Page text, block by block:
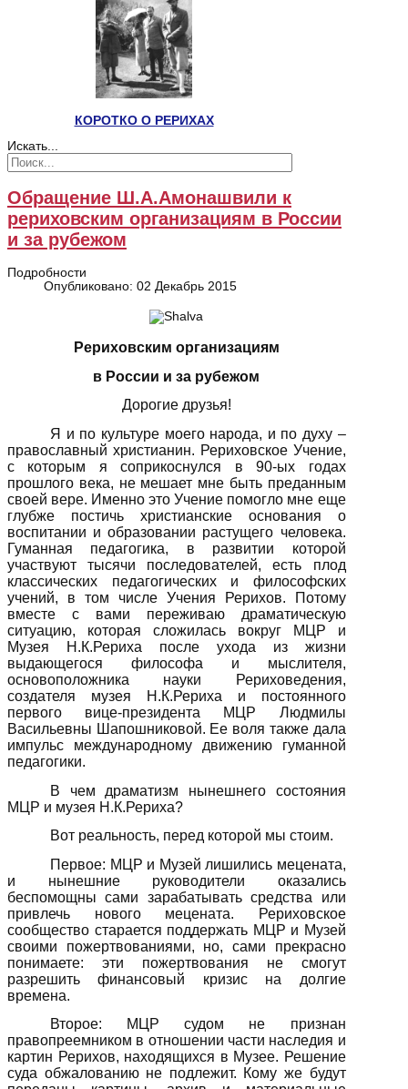
КОРОТКО О РЕРИХАХ
Искать...
Обращение Ш.А.Амонашвили к
рериховским организациям в России
и за рубежом
Подробности
Опубликовано: 02 Декабрь 2015
Рериховским организациям
в России и за рубежом
Дорогие друзья!
Я и по культуре моего народа, и по духу –
православный христианин. Рериховское Учение,
с которым я соприкоснулся в 90-ых годах
прошлого века, не мешает мне быть преданным
своей вере. Именно это Учение помогло мне еще
глубже постичь христианские основания о
воспитании и образовании растущего человека.
Гуманная педагогика, в развитии которой
участвуют тысячи последователей, есть плод
классических педагогических и философских
учений, в том числе Учения Рерихов. Потому
вместе с вами переживаю драматическую
ситуацию, которая сложилась вокруг МЦР и
Музея Н.К.Рериха после ухода из жизни
выдающегося философа и мыслителя,
основоположника науки Рериховедения,
создателя музея Н.К.Рериха и постоянного
первого вице-президента МЦР Людмилы
Васильевны Шапошниковой. Ее воля также дала
импульс международному движению гуманной
педагогики.
В чем драматизм нынешнего состояния
МЦР и музея Н.К.Рериха?
Вот реальность, перед которой мы стоим.
Первое: МЦР и Музей лишились мецената,
и нынешние руководители оказались
беспомощны сами зарабатывать средства или
привлечь нового мецената. Рериховское
сообщество старается поддержать МЦР и Музей
своими пожертвованиями, но, сами прекрасно
понимаете: эти пожертвования не смогут
разрешить финансовый кризис на долгие
времена.
Второе: МЦР судом не признан
правопреемником в отношении части наследия и
картин Рерихов, находящихся в Музее. Решение
суда обжалованию не подлежит. Кому же будут